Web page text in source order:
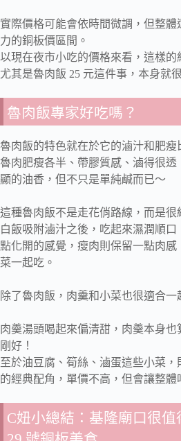
實際價格可能會依時間微調，但整體
力的銅板價區間。
以現在夜市小吃的價格來看，這樣的
尤其是魯肉飯 25 元這件事，本身就
魯肉飯專家好吃嗎？
魯肉飯的特色就在於它的滷汁和肥瘦
魯肉肥瘦各半、帶膠質感、滷得很透
顯的油香，但不只是單純鹹而已～
這種魯肉飯不是走花俏路線，而是很
白飯吸附滷汁之後，吃起來濕潤順
點化開的感覺，瘦肉則保留一點肉感
菜一起吃。
除了魯肉飯，肉羹和小菜也很適合一
肉羹湯頭喝起來偏清甜，肉羹本身也
剛好！
至於油豆腐、筍絲、滷蛋這些小菜
的經典配角，單價不高，但會讓整體
C妞小總結：基隆廟口很值